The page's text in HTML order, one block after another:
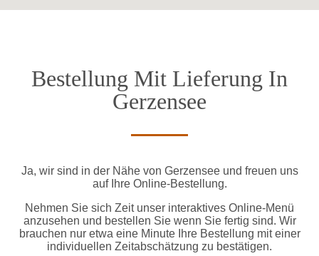
Bestellung Mit Lieferung In
Gerzensee
Ja, wir sind in der Nähe von Gerzensee und freuen uns
auf Ihre Online-Bestellung.
Nehmen Sie sich Zeit unser interaktives Online-Menü
anzusehen und bestellen Sie wenn Sie fertig sind. Wir
brauchen nur etwa eine Minute Ihre Bestellung mit einer
individuellen Zeitabschätzung zu bestätigen.